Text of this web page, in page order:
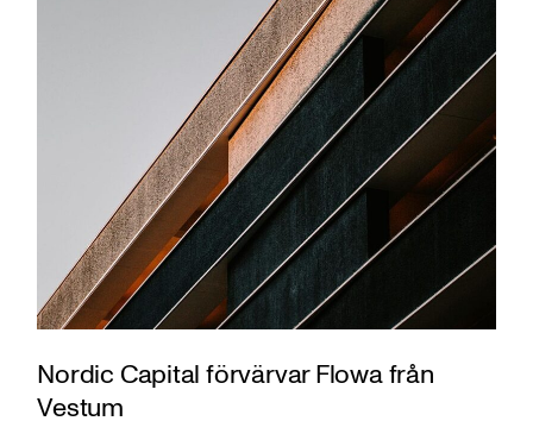
Nordic Capital förvärvar Flowa från
Vestum